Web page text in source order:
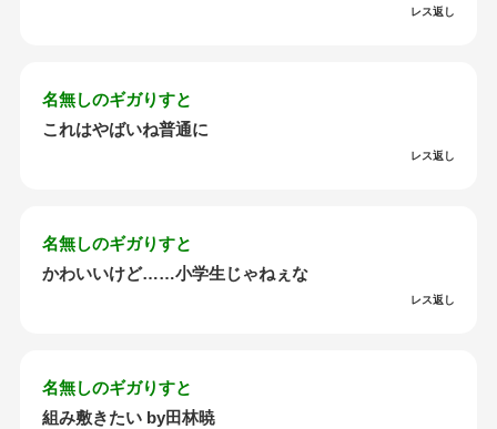
レス返し
名無しのギガりすと
これはやばいね普通に
レス返し
名無しのギガりすと
かわいいけど……小学生じゃねぇな
レス返し
名無しのギガりすと
組み敷きたい by田林暁